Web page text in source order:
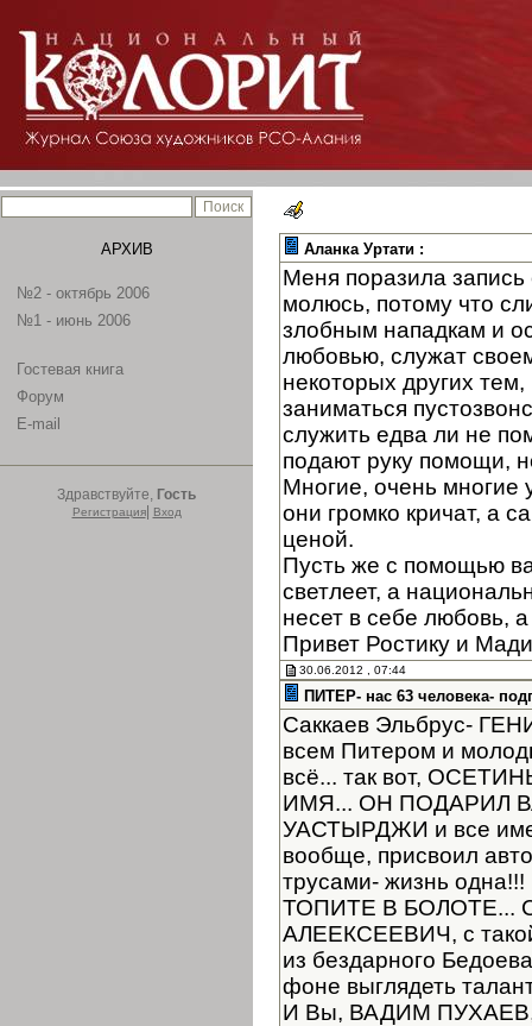
АРХИВ
№2 - октябрь 2006
№1 - июнь 2006
Гостевая книга
Форум
E-mail
Здравствуйте, Гость
Регистрация| Вход
Аланка Уртати :
Меня поразила
молюсь, потому что
злобным нападкам и
любовью, служат
некоторых других
заниматься
служить едва ли не
подают руку помощи,
Многие, очень многие
они громко кричат, а
ценой.
Пусть же с помощью
светлеет, а
несет в себе любовь,
Привет Ростику и
30.06.2012 , 07:44
ПИТЕР- нас 63 человека-
Саккаев Эльбрус-
всем Питером и
всё... так вот,
ИМЯ... ОН ПОДАРИЛ
УАСТЫРДЖИ и все
вообще, присвоил
трусами- жизнь
ТОПИТЕ В БОЛОТЕ...
АЛЕЕКСЕЕВИЧ, с такой
из бездарного
фоне выглядеть
И Вы, ВАДИМ ПУХАЕВ,